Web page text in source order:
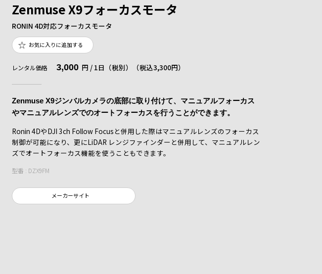
Zenmuse X9フォーカスモータ
RONIN 4D対応フォーカスモータ
お気に入りに追加する
レンタル価格 3,000 円 / 1日（税別） （税込3,300円）
Zenmuse X9ジンバルカメラの底部に取り付けて、マニュアルフォーカス
やマニュアルレンズでのオートフォーカスを行うことができます。
Ronin 4DやDJI 3ch Follow Focusと併用した際はマニュアルレンズのフォーカス
制御が可能になり、更にLiDAR レンジファインダーと併用して、マニュアルレン
ズでオートフォーカス機能を使うこともできます。
型番 : DZX9FM
メーカーサイト